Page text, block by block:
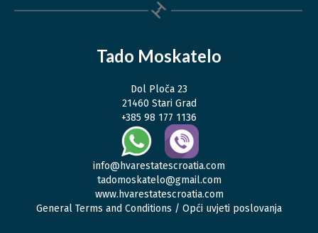
Tado Moskatelo
Dol Ploča 23
21460 Stari Grad
+385 98 177 1136
info@hvarestatescroatia.com
tadomoskatelo@gmail.com
www.hvarestatescroatia.com
General Terms and Conditions / Opći uvjeti poslovanja